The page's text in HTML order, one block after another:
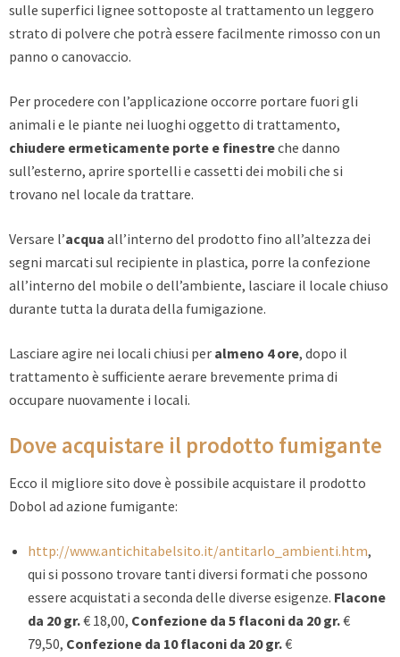
sulle superfici lignee sottoposte al trattamento un leggero
strato di polvere che potrà essere facilmente rimosso con un
panno o canovaccio.
Per procedere con l’applicazione occorre portare fuori gli
animali e le piante nei luoghi oggetto di trattamento,
chiudere ermeticamente porte e finestreche danno
sull’esterno, aprire sportelli e cassetti dei mobili che si
trovano nel locale da trattare.
Versare l’acqua all’interno del prodotto fino all’altezza dei
segni marcati sul recipiente in plastica, porre la confezione
all’interno del mobile o dell’ambiente, lasciare il locale chiuso
durante tutta la durata della fumigazione.
Lasciare agire nei locali chiusi per almeno 4 ore, dopo il
trattamento è sufficiente aerare brevemente prima di
occupare nuovamente i locali.
Dove acquistare il prodotto fumigante
Ecco il migliore sito dove è possibile acquistare il prodotto
Dobol ad azione fumigante:
http://www.antichitabelsito.it/antitarlo_ambienti.htm,
qui si possono trovare tanti diversi formati che possono
essere acquistati a seconda delle diverse esigenze. Flacone
da 20 gr.€ 18,00, Confezione da 5 flaconi da 20 gr.€
79,50, Confezione da 10 flaconi da 20 gr.€